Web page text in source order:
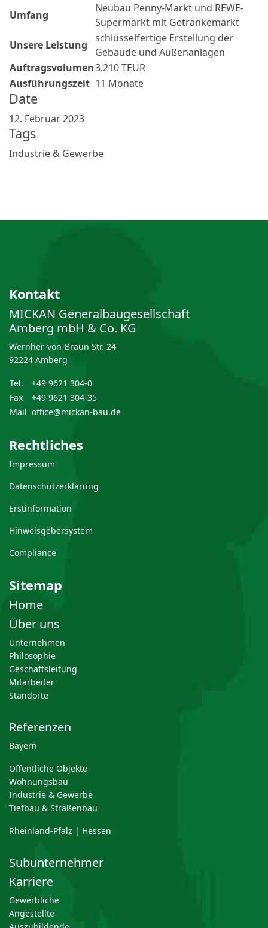
Umfang
Neubau Penny-Markt und REWE-
Supermarkt mit Getränkemarkt
Unsere Leistung
schlüsselfertige Erstellung der
Gebäude und Außenanlagen
Auftragsvolumen3.210 TEUR
Ausführungszeit 11 Monate
Date
12. Februar 2023
Tags
Industrie & Gewerbe
Kontakt
MICKAN General­bau­gesellschaft
Amberg mbH & Co. KG
Wernher-von-Braun Str. 24
92224 Amberg
Tel.
+49 9621 304-0
Fax
+49 9621 304-35
Mail office@mickan-bau.de
Rechtliches
Impressum
Datenschutzerklärung
Erstinformation
Hinweisgebersystem
Compliance
Sitemap
Home
Über uns
Unternehmen
Philosophie
Geschäftsleitung
Mitarbeiter
Standorte
Referenzen
Bayern
Öffentliche Objekte
Wohnungsbau
Industrie & Gewerbe
Tiefbau & Straßenbau
Rheinland-Pfalz | Hessen
Subunternehmer
Karriere
Gewerbliche
Angestellte